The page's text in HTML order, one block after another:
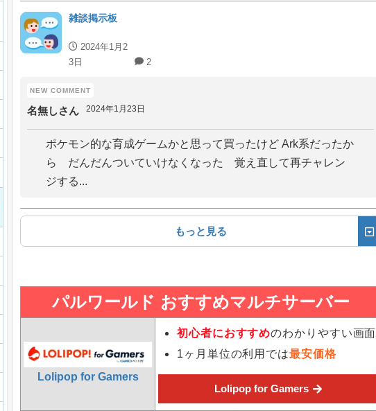
雑談掲示板
2024年1月2
3日
2
名無しさん 2024年1月23日
ポケモン的な育成ゲームかと思って買ったけど Ark系だったか
ら だんだんついていけなくなった 覚え直して再チャレン
ジする...
もっと見る
パルワールド おすすめマルチサーバー
Lolipop for Gamers
初心者におすすめのわかりやすい画面
1ヶ月単位の利用では最安価格
Lolipop for Gamers